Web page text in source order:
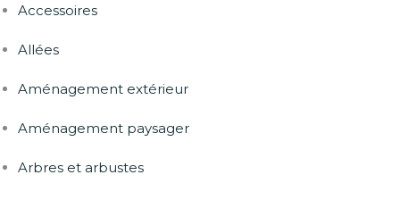
Accessoires
Allées
Aménagement extérieur
Aménagement paysager
Arbres et arbustes